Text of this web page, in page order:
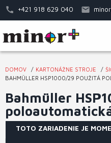
na
hlavný
+421 918 629 040
Hlavné
menu
Nachádzate
sa
tu
DOMOV KARTONÁŽNE STROJE
BAHMÜLLER HSP1000/29 POUŽITÁ
Bahmüller
TOTO ZARIADENIE JE